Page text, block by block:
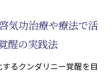
気功治療や療法で活
醒の実践法
るクンダリニー覚醒を目